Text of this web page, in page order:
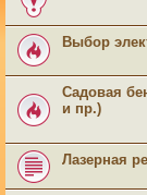
Выбор
Садовая
и пр.)
Лазерная